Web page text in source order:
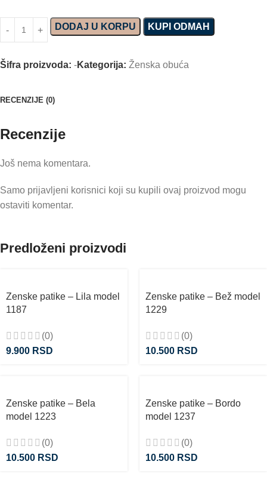
DODAJ U KORPU KUPI ODMAH
Šifra proizvoda: -Kategorija: Ženska obuća
RECENZIJE (0)
Recenzije
Još nema komentara.
Samo prijavljeni korisnici koji su kupili ovaj proizvod mogu
ostaviti komentar.
Predloženi proizvodi
Zenske patike – Lila model
1187
(0)
9.900 RSD
Zenske patike – Bež model
1229
(0)
10.500 RSD
Zenske patike – Bela
model 1223
(0)
10.500 RSD
Zenske patike – Bordo
model 1237
(0)
10.500 RSD